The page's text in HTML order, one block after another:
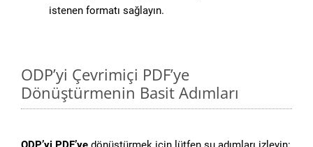
istenen formatı sağlayın.
ODP’yi Çevrimiçi PDF’ye
Dönüştürmenin Basit Adımları